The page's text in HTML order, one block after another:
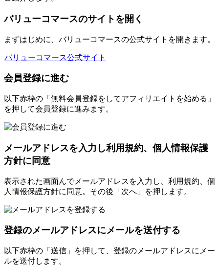
バリューコマースのサイトを開く
まずはじめに、バリューコマースの公式サイトを開きます。
バリューコマース公式サイト
会員登録に進む
以下赤枠の「無料会員登録をしてアフィリエイトを始める」
を押して会員登録に進みます。
メールアドレスを入力し利用規約、個人情報保護
方針に同意
表示された画面んでメールアドレスを入力し、利用規約、個
人情報保護方針に同意。その後「次へ」を押します。
登録のメールアドレスにメールを送付する
以下赤枠の「送信」を押して、登録のメールアドレスにメー
ルを送付します。